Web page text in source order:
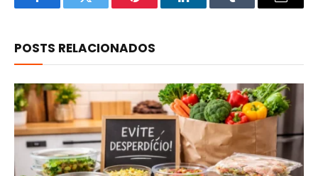
FacebookTwitter Pinterest LinkedInTumblr Email
POSTS RELACIONADOS